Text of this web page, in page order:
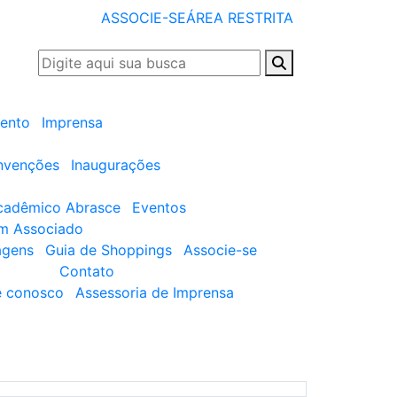
ASSOCIE-SEÁREA RESTRITA
Imprensa
Inaugurações
Abrasce
Eventos
Associado
Guia de Shoppings
Associe-se
Contato
conosco
Assessoria de Imprensa